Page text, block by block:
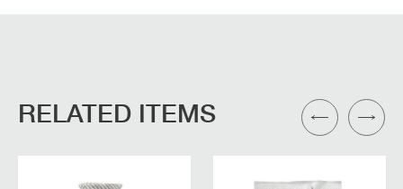
RELATED ITEMS